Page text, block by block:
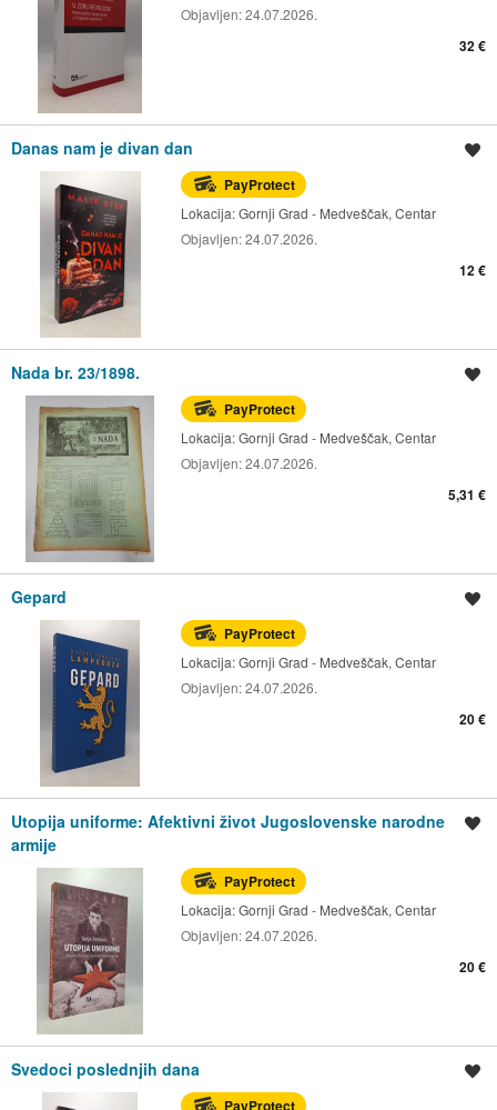
Objavljen:24.07.2026.
32 €
Danas nam je divan dan
PayProtect
Lokacija:Gornji Grad - Medveščak, Centar
Objavljen:24.07.2026.
12 €
Nada br. 23/1898.
PayProtect
Lokacija:Gornji Grad - Medveščak, Centar
Objavljen:24.07.2026.
5,31 €
Gepard
PayProtect
Lokacija:Gornji Grad - Medveščak, Centar
Objavljen:24.07.2026.
20 €
Utopija uniforme: Afektivni život Jugoslovenske narodne
armije
PayProtect
Lokacija:Gornji Grad - Medveščak, Centar
Objavljen:24.07.2026.
20 €
Svedoci poslednjih dana
PayProtect